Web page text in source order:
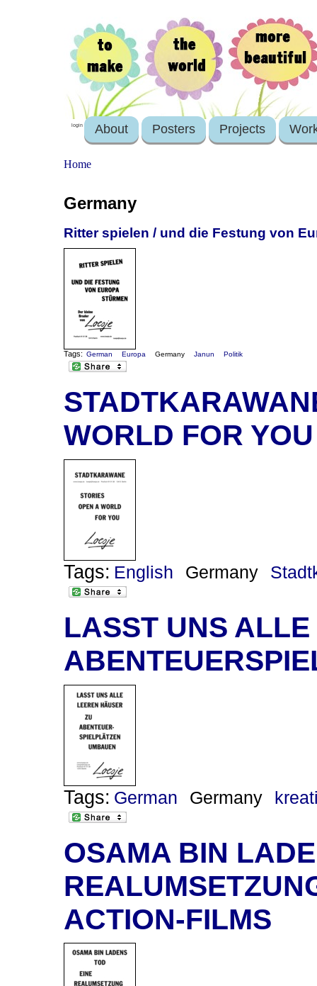
login About Posters Projects
Home
Germany
Ritter spielen / und die Festung von
Tags: German Europa Germany Janun Politik
WORLD FOR YOU
Tags: English Germany
LASST UNS
Tags: German Germany
OSAMA BIN
ACTION-FILMS